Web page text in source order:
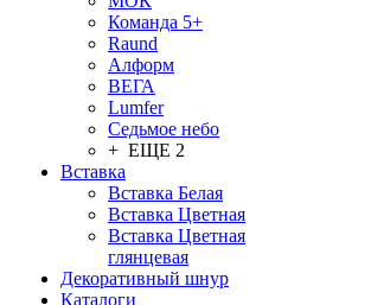
Команда 5+
Raund
Алформ
ВЕГА
Lumfer
Седьмое небо
+ ЕЩЕ 2
Вставка
Вставка Белая
Вставка Цветная
Вставка Цветная
глянцевая
Декоративный шнур
Каталоги